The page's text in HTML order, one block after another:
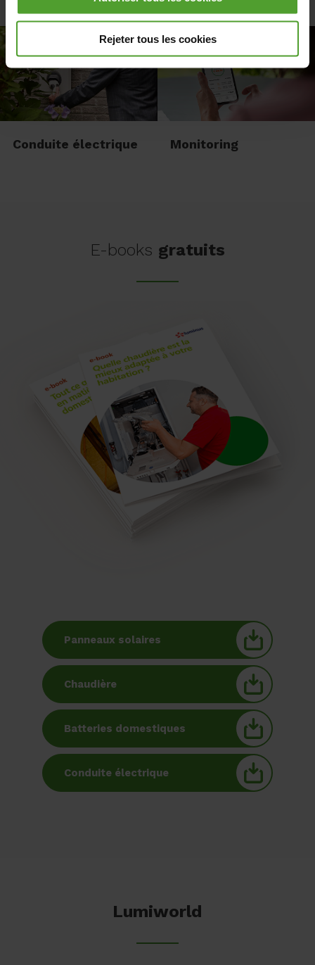
vous pouvez choisir de refuser tous les cookies à
l'exception des cookies nécessaires. Les cookies
ou des sites Internet et des applications et ne peuvent
être refusés.
Rejeter tous les cookies
Panneaux solaires Éclairage
Conduite électrique Monitoring
E-books gratuits
Panneaux solaires
Chaudière
Batteries domestiques
Conduite électrique
Lumiworld